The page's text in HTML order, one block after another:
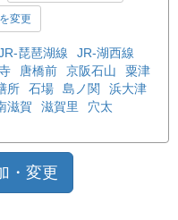
変更
琵琶湖線
JR-湖西線
唐橋前 京阪石山
粟津
所 石場 島ノ関
浜大津
滋賀 滋賀里
穴太
・変更